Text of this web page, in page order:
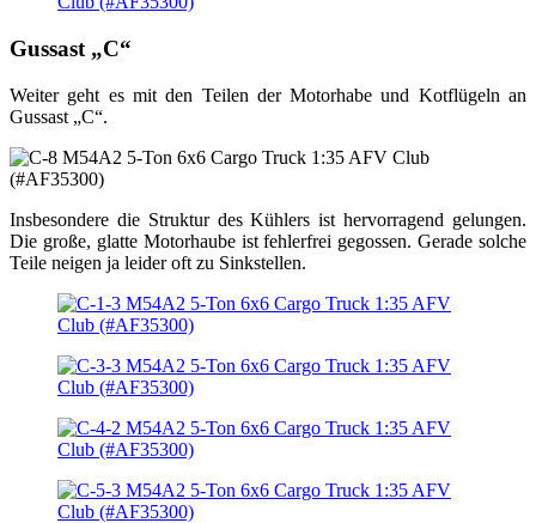
Gussast „C“
Weiter geht es mit den Teilen der Motorhabe und Kotflügeln an
Gussast „C“.
Insbesondere die Struktur des Kühlers ist hervorragend gelungen.
Die große, glatte Motorhaube ist fehlerfrei gegossen. Gerade solche
Teile neigen ja leider oft zu Sinkstellen.